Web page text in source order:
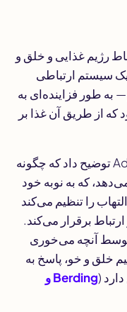
رژیم غذایی و خلق و
سیستم ارتباطی
به طور فزاینده‌ای به
از طریق آن غذا بر
توضیح داد که چگونه
که به نوبه خود
را تنظیم می‌کند
برقرار می‌کند.
توسط آنچه می‌خوری
خلق و خو، پاسخ به
(
Berding و